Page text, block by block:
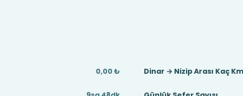
0,00 ₺ Dinar → Nizip Arası Kaç Km